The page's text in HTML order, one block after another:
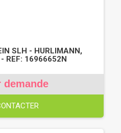
SLH - HURLIMANN,
REF: 16966652N
demande